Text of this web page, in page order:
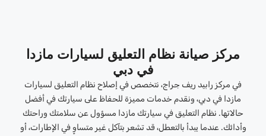
مركز صيانة نظام التعليق لسيارات مازدا
في دبي
في مركز رابيد ريف جراج، نتخصص في إصلاح نظام التعليق لسيارات
مازدا في دبي، ونقدم خدمات مميزة للحفاظ على سيارتك في أفضل
حالاتها. نظام التعليق في سيارتك مازدا مسؤول عن سلامتك وراحتك
وأدائك. عندما يبدأ بالتعطل، قد تشعر بتآكل غير متساوٍ في الإطارات، أو